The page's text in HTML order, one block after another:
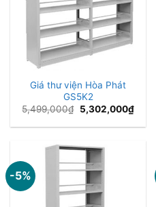
Giá thư viện Hòa Phát
GS5K2
5,499,000₫ Giá
gốc
là:
5,302,000₫Giá
hiện
tại
-5%